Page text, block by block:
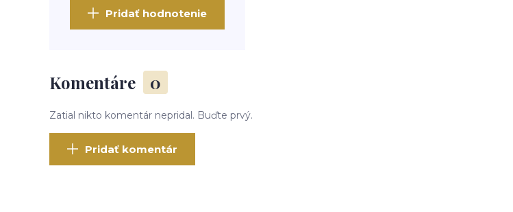
Pridať hodnotenie
Komentáre 0
Zatial nikto komentár nepridal. Buďte prvý.
Pridať komentár